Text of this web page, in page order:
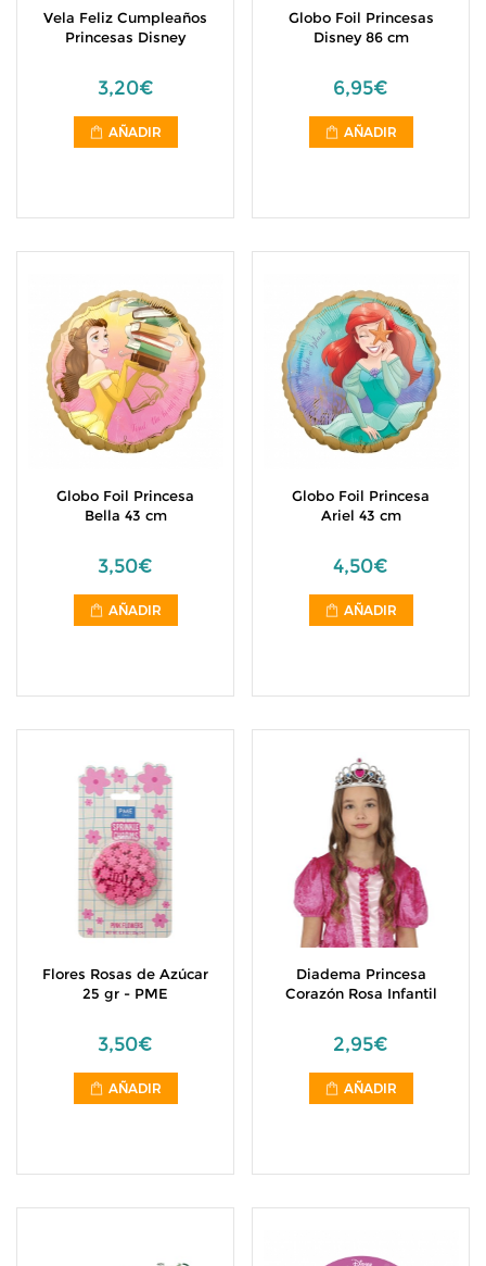
Vela Feliz Cumpleaños
Princesas Disney
3,20€
AÑADIR
Globo Foil Princesas
Disney 86 cm
6,95€
AÑADIR
Globo Foil Princesa
Bella 43 cm
3,50€
AÑADIR
Globo Foil Princesa
Ariel 43 cm
4,50€
AÑADIR
Flores Rosas de Azúcar
25 gr - PME
3,50€
AÑADIR
Diadema Princesa
Corazón Rosa Infantil
2,95€
AÑADIR